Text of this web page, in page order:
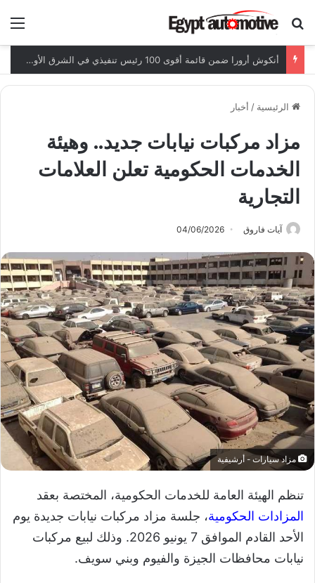
ابحث عن
أنكوش أرورا ضمن قائمة أقوى 100 رئيس تنفيذي في الشرق الأوسط لعام 2026
الرئيسية / أخبار
مزاد مركبات نيابات جديد.. وهيئة
الخدمات الحكومية تعلن العلامات
التجارية
آيات فاروق 04/06/2026
مزاد سيارات - أرشيفية
تنظم الهيئة العامة للخدمات الحكومية، المختصة بعقد
المزادات الحكومية، جلسة مزاد مركبات نيابات جديدة يوم
الأحد القادم الموافق 7 يونيو 2026. وذلك لبيع مركبات
نيابات محافظات الجيزة والفيوم وبني سويف.